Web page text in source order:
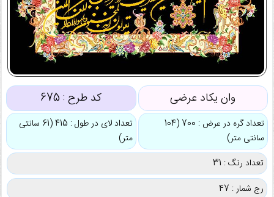
وان یکاد عرضی کد طرح : 675
تعداد گره در عرض : 700 (104
سانتی متر)
تعداد لای در طول : 415 (61 سانتی
متر)
تعداد رنگ : 31
رج شمار : 47